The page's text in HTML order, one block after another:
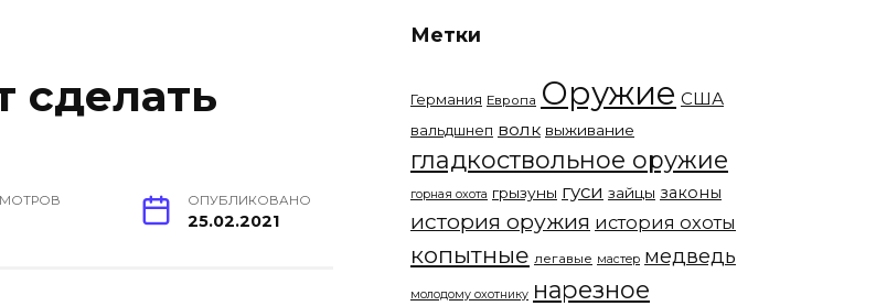
сделать
ОПУБЛИКОВАНО
25.02.2021
Метки
Германия Европа Оружие США
вальдшнеп волк выживание
гладкоствольное оружие
горная охота грызуны гуси зайцы законы
история оружия история охоты
копытные легавые мастер медведь
молодому охотнику нарезное